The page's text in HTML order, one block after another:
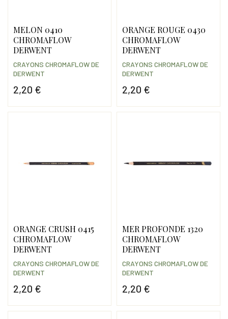
MELON 0410
CHROMAFLOW
DERWENT
2,20 €
CRAYONS CHROMAFLOW DE
DERWENT
ORANGE ROUGE 0430
CHROMAFLOW
DERWENT
2,20 €
CRAYONS CHROMAFLOW DE
DERWENT
ORANGE CRUSH 0415
CHROMAFLOW
DERWENT
2,20 €
CRAYONS CHROMAFLOW DE
DERWENT
MER PROFONDE 1320
CHROMAFLOW
DERWENT
2,20 €
CRAYONS CHROMAFLOW DE
DERWENT